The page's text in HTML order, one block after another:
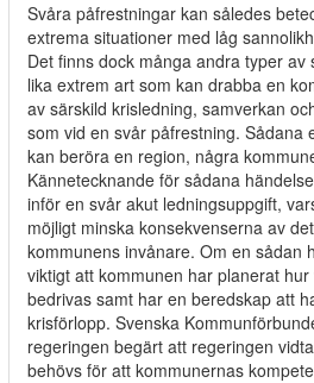
Svåra påfrestningar kan således
extrema situationer med låg
Det finns dock många andra typer
lika extrem art som kan drabba en
av särskild krisledning, samverkan
som vid en svår påfrestning. Sådana
kan beröra en region, några
Kännetecknande för sådana
inför en svår akut ledningsuppgift,
möjligt minska konsekvenserna av
kommunens invånare. Om en sådan
viktigt att kommunen har planerat
bedrivas samt har en beredskap att
krisförlopp. Svenska
regeringen begärt att regeringen
behövs för att kommunernas